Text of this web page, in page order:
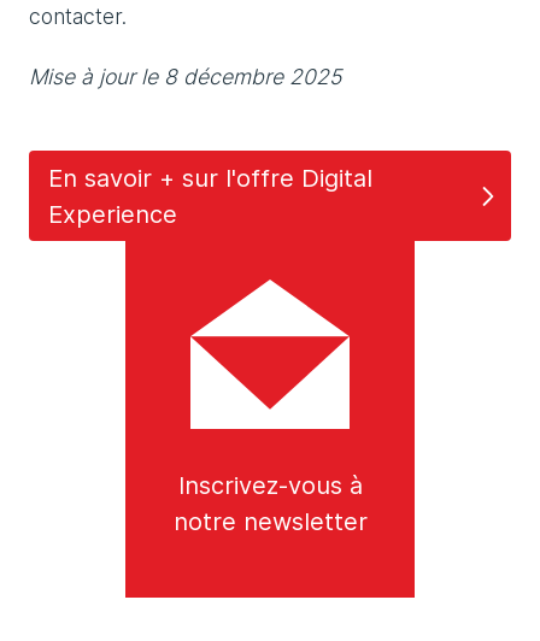
contacter.
Mise à jour le 8 décembre 2025
En savoir + sur l'offre Digital
Experience
Inscrivez-vous à
notre newsletter